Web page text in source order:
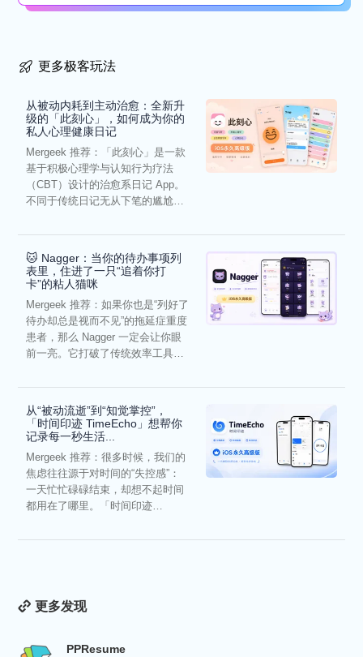
更多极客玩法
从被动内耗到主动治愈：全新升
级的「此刻心」，如何成为你的
私人心理健康日记
Mergeek 推荐：「此刻心」是一款
基于积极心理学与认知行为疗法
（CBT）设计的治愈系日记 App。
不同于传统日记无从下笔的尴尬，
🐱 Nagger：当你的待办事项列
表里，住进了一只“追着你打
卡”的粘人猫咪
Mergeek 推荐：如果你也是“列好了
待办却总是视而不见”的拖延症重度
患者，那么 Nagger 一定会让你眼
前一亮。它打破了传统效率工具冰
从“被动流逝”到“知觉掌控”，
「时间印迹 TimeEcho」想帮你
记录每一秒生活...
Mergeek 推荐：很多时候，我们的
焦虑往往源于对时间的“失控感”：
一天忙忙碌碌结束，却想不起时间
都用在了哪里。「时间印迹
更多发现
PPResume